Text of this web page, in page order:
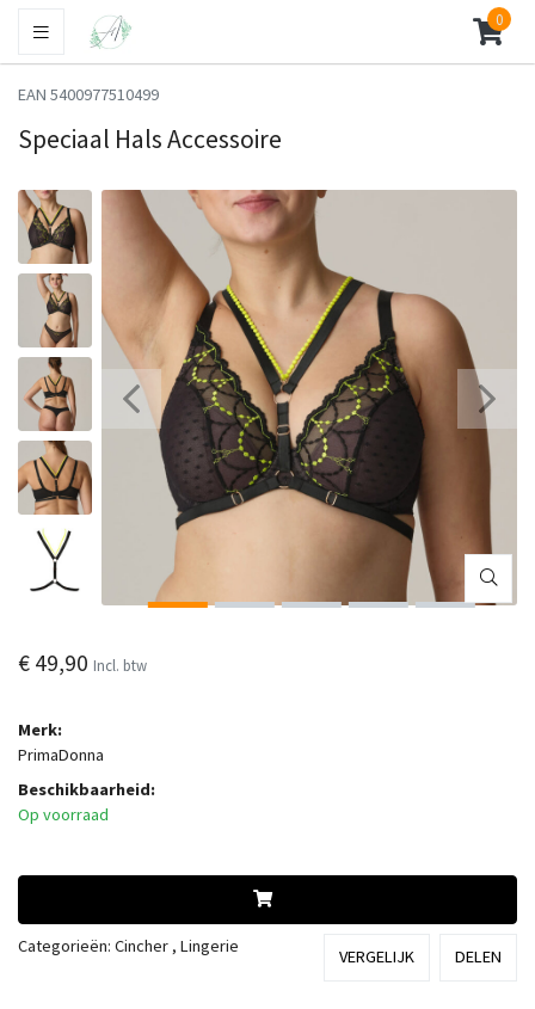
0
EAN 5400977510499
Speciaal Hals Accessoire
€ 49,90 Incl. btw
Merk:
PrimaDonna
Beschikbaarheid:
Op voorraad
Categorieën: Cincher , Lingerie
VERGELIJK DELEN